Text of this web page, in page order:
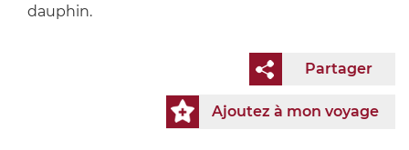
dauphin.
Partager
Ajoutez à mon voyage